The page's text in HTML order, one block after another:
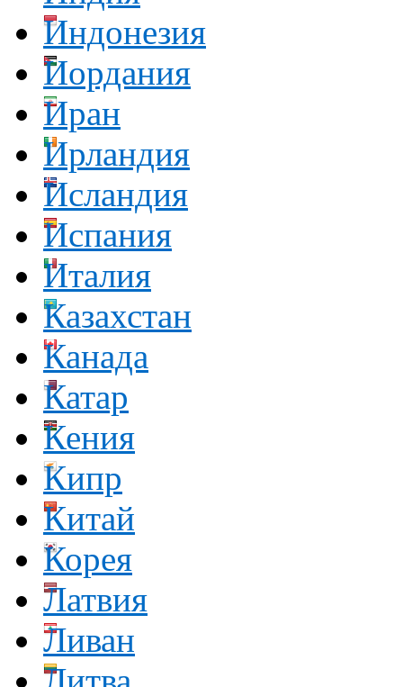
Индонезия
Иордания
Иран
Ирландия
Исландия
Испания
Италия
Казахстан
Канада
Катар
Кения
Кипр
Китай
Корея
Латвия
Ливан